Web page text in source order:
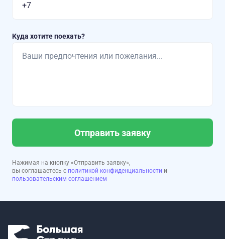
Куда хотите поехать?
Отправить заявку
Нажимая на кнопку «Отправить заявку»,
вы соглашаетесь с политикой конфиденциальности и
пользовательским соглашением